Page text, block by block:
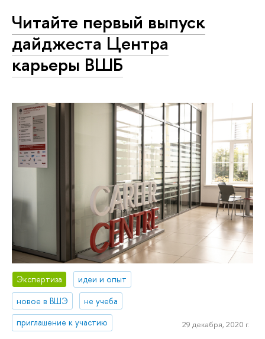
Читайте первый выпуск
дайджеста Центра
карьеры ВШБ
Экспертиза
идеи и опыт
новое в ВШЭ
не учеба
приглашение к участию
29 декабря, 2020 г.